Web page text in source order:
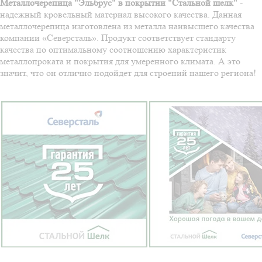
Металлочерепица "Эльбрус" в покрытии "Стальной шелк" -
надежный кровельный материал высокого качества. Данная
металлочерепица изготовлена из металла наивысшего качества
компании «Северсталь». Продукт соответствует стандарту
качества по оптимальному соотношению характеристик
металлопроката и покрытия для умеренного климата. А это
значит, что он отлично подойдет для строений нашего региона!